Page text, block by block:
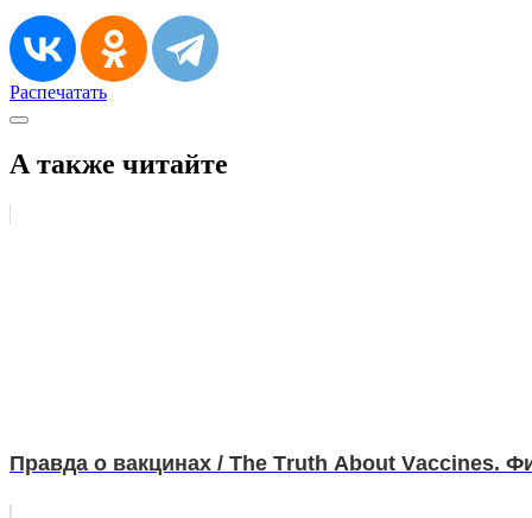
Распечатать
А также читайте
Правда о вакцинах / Тhе Тruth Аbоut Vассinеs.